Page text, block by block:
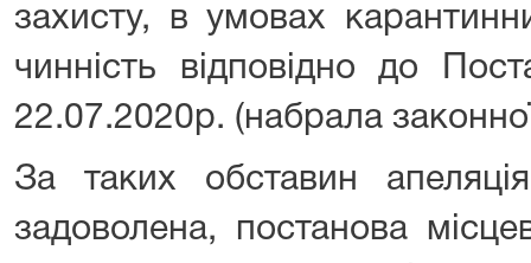
захисту, в умовах
чинність відповідно до
22.07.2020р. (набрала
За таких обставин
задоволена, постанова